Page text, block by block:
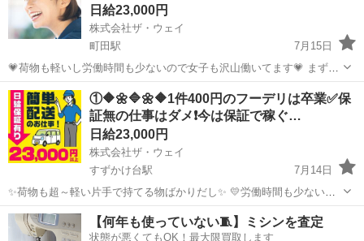
日給23,000円
株式会社ザ・ウェイ
町田駅
7月15日
💗荷物も軽いし労働時間も少ないので女子も沢山働いてます💗 まずは
拠店に営業車で直行直帰❗️ 実働６時間の仕事ってこんな感じですよ😄
午前中に３時間配送・・・ ゆっくりお昼休み・・・ 午後から２時くら
いか...
東京 町田市 町田駅 配送 ギグワーク
①🔶🌼🔷🌼🔶1件400円のフーデリは卒業✅保
証無の仕事はダメ❗️今は保証で稼ぐ…
日給23,000円
株式会社ザ・ウェイ
すずかけ台駅
7月14日
✨荷物も超～軽い片手で持てる物ばかりだし✨ 💛労働時間も少ないの
で女子も沢山働いてます💛 ✨✨まずは拠店に営業車で直行直帰❗️ 実働６
時間の仕事ってこんな感じですよ😄 まずはAM8時くらいに町田の倉
東京 町田市 すずかけ台駅 配送 ギグワーク
【何年も使っていない🧵】ミシンを査定
状態が悪くてもOK！最大限買取します